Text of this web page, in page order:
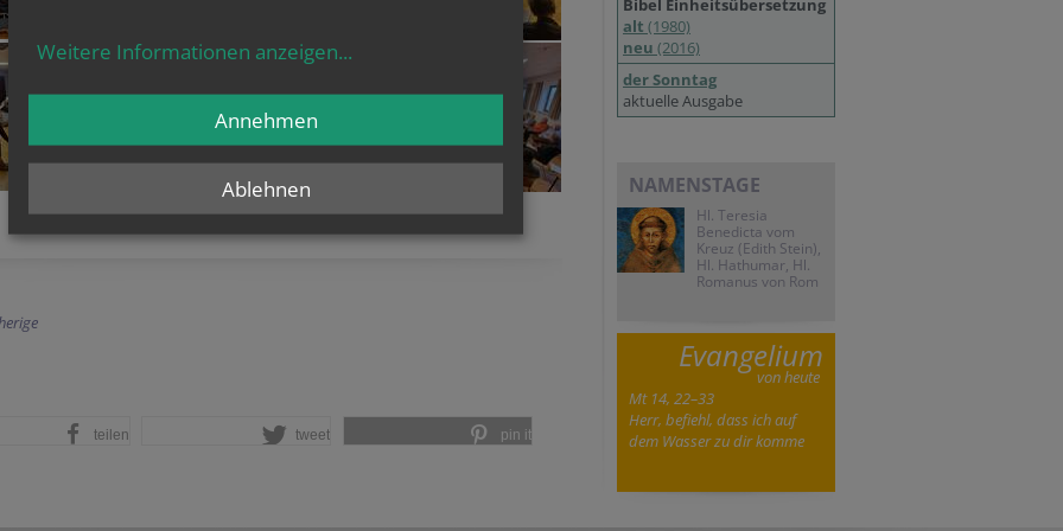
teilen tweet pin it
alt (1980)
neu (2016)
der Sonntag
aktuelle Ausgabe
NAMENSTAGE
Hl. Teresia
Benedicta vom
Kreuz (Edith Stein),
Hl. Hathumar, Hl.
Romanus von Rom
Evangelium
von heute
Mt 14, 22–33
Herr, befiehl, dass ich auf
dem Wasser zu dir komme
Weitere Informationen anzeigen...
Ablehnen
Annehmen